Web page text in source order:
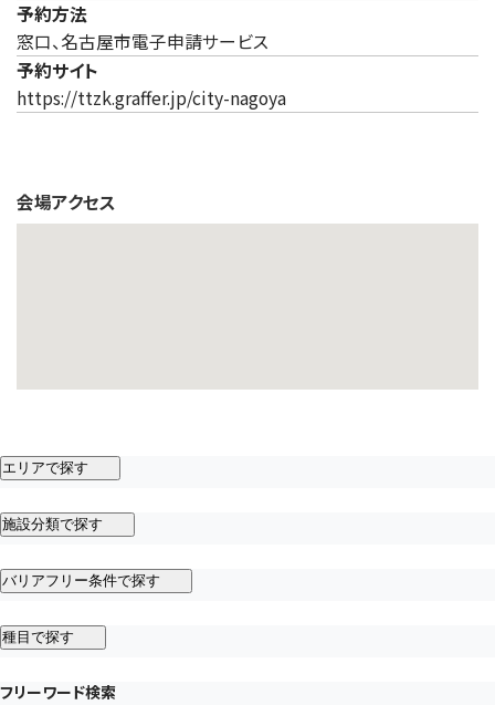
予約方法
窓口、名古屋市電子申請サービス
予約サイト
https://ttzk.graffer.jp/city-nagoya
会場アクセス
エリアで探す
施設分類で探す
バリアフリー条件で探す
種目で探す
フリーワード検索